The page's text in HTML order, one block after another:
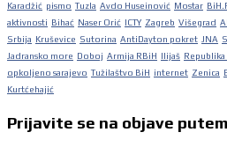
Karadžić pismo Tuzla Avdo Huseinović Mostar
aktivnosti Bihać Naser Orić ICTY Zagreb Višegrad
Srbija Kruševice Sutorina AntiDayton pokret JNA
Jadransko more Doboj Armija RBiH Ilijaš Republika
opkoljeno sarajevo Tužilaštvo BiH internet Zenica
Kurtćehajić
Prijavite se na objave